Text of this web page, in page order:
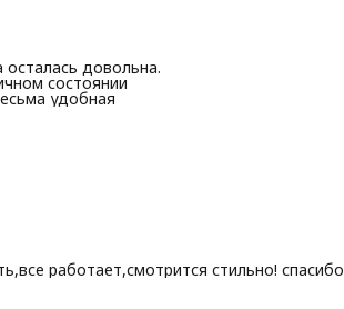
довольна.
состоянии
удобная
работает,смотрится стильно! спасибо